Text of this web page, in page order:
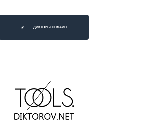
ДИКТОРЫ ОНЛАЙН